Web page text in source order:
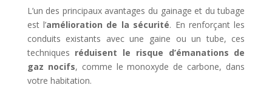
L’un des principaux avantages du gainage et du tubage
est l’amélioration de la sécurité. En renforçant les
conduits existants avec une gaine ou un tube, ces
techniques réduisent le risque d’émanations de
gaz nocifs, comme le monoxyde de carbone, dans
votre habitation.